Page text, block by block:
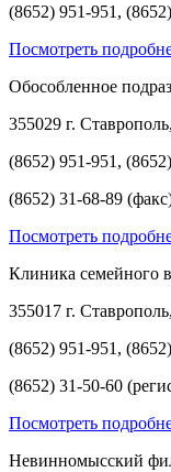
(8652) 951-951,
Посмотреть
Обособленное
355029 г.
(8652) 951-951,
(8652) 31-68-89
Посмотреть
Клиника семейного
355017 г.
(8652) 951-951,
(8652) 31-50-60
Посмотреть
Невинномысский